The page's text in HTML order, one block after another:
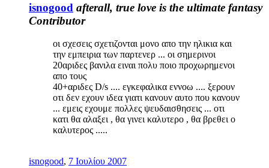
isnogood afterall, true love is the ultimate fantasy
Contributor
οι σχεσεις σχετιζονται μονο απο την ηλικια και
την εμπειρια των παρτενερ ... οι σημερινοι
20αριδες βανιλα ειναι πολυ ποιο προχωρημενοι
απο τους
40+αριδες D/s .... εγκεφαλικα εννοω .... ξερουν
οτι δεν εχουν ιδεα γιατι κανουν αυτο που κανουν
... εμεις εχουμε πολλες ψευδαισθησεις ... οτι
κατι θα αλαξει , θα γινει καλυτερο , θα βρεθει ο
καλυτερος .....
isnogood, 7 Ιουλίου 2007